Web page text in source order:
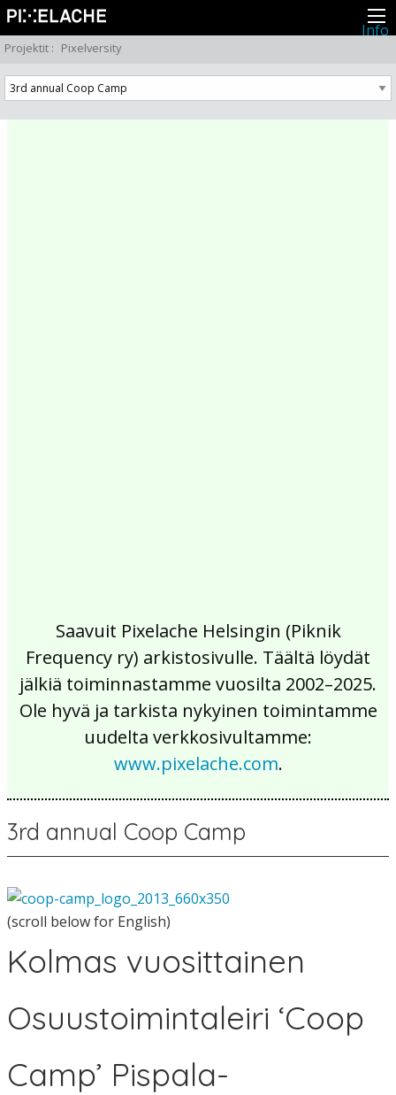
Info
Lehdistö
Toiminta
Tapahtumat
Projektit
Projektit : Pixelversity
Saavuit Pixelache Helsingin (Piknik
Frequency ry) arkistosivulle. Täältä löydät
jälkiä toiminnastamme vuosilta 2002–2025.
Ole hyvä ja tarkista nykyinen toimintamme
uudelta verkkosivultamme:
www.pixelache.com.
3rd annual Coop Camp
(scroll below for English)
Kolmas vuosittainen
Osuustoimintaleiri ‘Coop
Camp’ Pispala-